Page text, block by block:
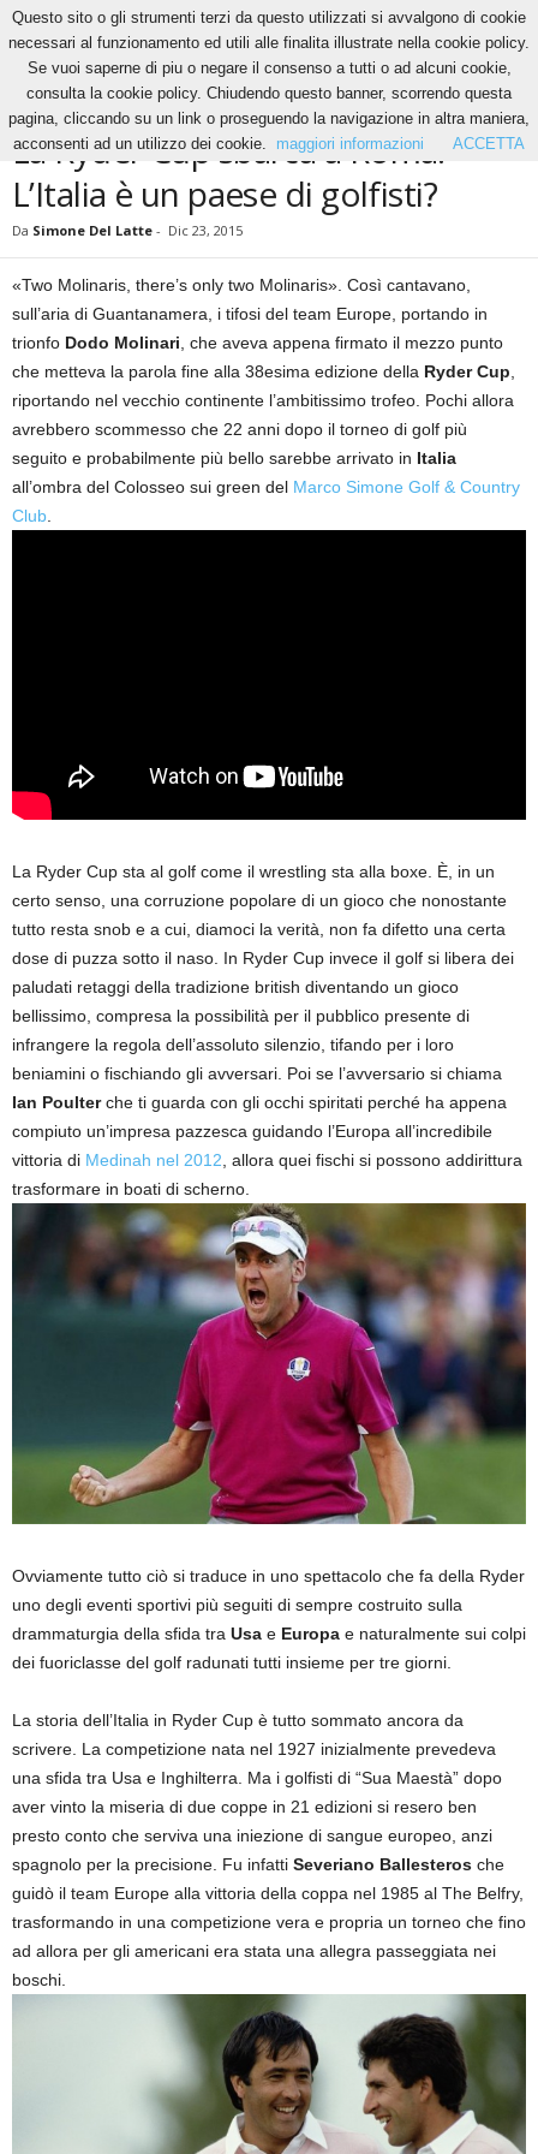
News La Ryder Cup sbarca a Roma. L’Italia è un paese di golfisti?
NEWS ALTRI SPORT RUGBY
La Ryder Cup sbarca a Roma.
L’Italia è un paese di golfisti?
Da Simone Del Latte - Dic 23, 2015
«Two Molinaris, there’s only two Molinaris». Così cantavano,
sull’aria di Guantanamera, i tifosi del team Europe, portando in
trionfo Dodo Molinari , che aveva appena firmato il mezzo punto
che metteva la parola fine alla 38esima edizione della Ryder Cup
riportando nel vecchio continente l’ambitissimo trofeo. Pochi allora
avrebbero scommesso che 22 anni dopo il torneo di golf più
seguito e probabilmente più bello sarebbe arrivato in Italia
all’ombra del Colosseo sui green del Marco Simone Golf & Country
Club
La Ryder Cup sta al golf come il wrestling sta alla boxe. È, in un
certo senso, una corruzione popolare di un gioco che nonostante
tutto resta snob e a cui, diamoci la verità, non fa difetto una certa
dose di puzza sotto il naso. In Ryder Cup invece il golf si libera dei
paludati retaggi della tradizione british diventando un gioco
bellissimo, compresa la possibilità per il pubblico presente di
infrangere la regola dell’assoluto silenzio, tifando per i loro
beniamini o fischiando gli avversari. Poi se l’avversario si chiama
Ian Poulterche ti guarda con gli occhi spiritati perché ha appena
compiuto un’impresa pazzesca guidando l’Europa all’incredibile
vittoria di Medinah nel 2012 , allora quei fischi si possono addirittura
trasformare in boati di scherno.
Ovviamente tutto ciò si traduce in uno spettacolo che fa della Ryder
uno degli eventi sportivi più seguiti di sempre costruito sulla
drammaturgia della sfida tra Usa e Europa e naturalmente sui colpi
dei fuoriclasse del golf radunati tutti insieme per tre giorni.
La storia dell’Italia in Ryder Cup è tutto sommato ancora da
scrivere. La competizione nata nel 1927 inizialmente prevedeva
una sfida tra Usa e Inghilterra. Ma i golfisti di “Sua Maestà” dopo
aver vinto la miseria di due coppe in 21 edizioni si resero ben
presto conto che serviva una iniezione di sangue europeo, anzi
spagnolo per la precisione. Fu infatti Severiano Ballesteros che
guidò il team Europe alla vittoria della coppa nel 1985 al The Belfry,
trasformando in una competizione vera e propria un torneo che fino
ad allora per gli americani era stata una allegra passeggiata nei
boschi.
Questo sito o gli strumenti terzi da questo utilizzati si avvalgono di cookie
necessari al funzionamento ed utili alle finalita illustrate nella cookie policy.
Se vuoi saperne di piu o negare il consenso a tutti o ad alcuni cookie,
consulta la cookie policy. Chiudendo questo banner, scorrendo questa
pagina, cliccando su un link o proseguendo la navigazione in altra maniera,
acconsenti ad un utilizzo dei cookie.
maggiori informazioni ACCETTA